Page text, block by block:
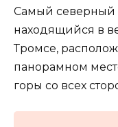
Самый северный
находящийся в
Тромсе,
панорамном
горы со всех